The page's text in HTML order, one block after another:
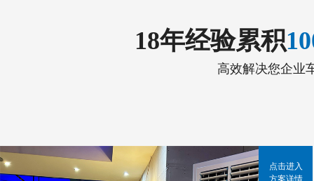
18年经验累积
高效解决您企业
点击进入
方案详情